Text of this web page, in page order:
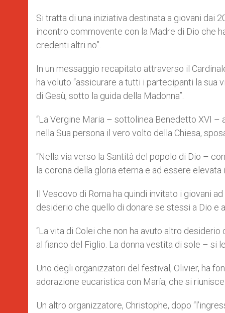
Si tratta di una iniziativa destinata a giovani dai
incontro commovente con la Madre di Dio che
credenti altri no”.
In un messaggio recapitato attraverso il
ha voluto “assicurare a tutti i partecipanti la sua
di Gesù, sotto la guida della Madonna”.
“La Vergine Maria – sottolinea Benedetto XVI
nella Sua persona il vero volto della Chiesa,
“Nella via verso la Santità del popolo di Dio –
la corona della gloria eterna e ad essere elevata
Il Vescovo di Roma ha quindi invitato i giovani
desiderio che quello di donare se stessi a Dio e
“La vita di Colei che non ha avuto altro
al fianco del Figlio. La donna vestita di sole – si
Uno degli organizzatori del festival, Olivier, ha
adorazione eucaristica con María, che si
Un altro organizzatore, Christophe, dopo